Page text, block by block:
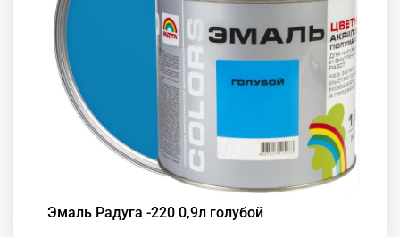
Эмаль Радуга -220 0,9л голубой